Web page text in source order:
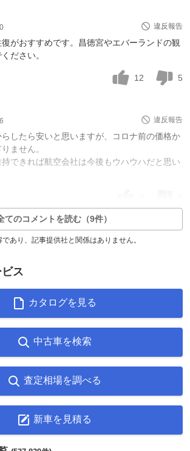
違反報告
がおすすめです。昌徳宮やエバーランドの観
ださい。
12 5
違反報告
したら安いと思いますが、コロナ前の価格か
ません。
できれば航空会社は今後もウハウハだと思い
てのコメントを読む（9件）
あり、記事提供社と関係はありません。
ス
カタログを見る
中古車を検索
査定相場を調べる
新車を見積る